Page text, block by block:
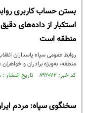
بستن حساب کاربری
استکبار از داده‌های
منطقه است
روابط عمومی سپاه پاسداران
منطقه، به‌ویژه برادران و
کد خبر: ۸۹۲۰۷۲ تاریخ انتشار : ۱۴۰۵/۰۵/۰۸
سخنگوی سپاه: مردم